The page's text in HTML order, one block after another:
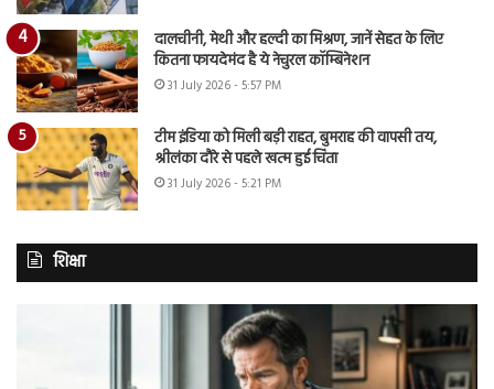
दालचीनी, मेथी और हल्दी का मिश्रण, जानें सेहत के लिए
कितना फायदेमंद है ये नेचुरल कॉम्बिनेशन
31 July 2026 - 5:57 PM
टीम इंडिया को मिली बड़ी राहत, बुमराह की वापसी तय,
श्रीलंका दौरे से पहले खत्म हुई चिंता
31 July 2026 - 5:21 PM
शिक्षा